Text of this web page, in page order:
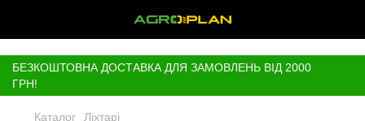
БЕЗКОШТОВНА ДОСТАВКА ДЛЯ ЗАМОВЛЕНЬ ВІД 2000
ГРН!
Каталог Ліхтарі